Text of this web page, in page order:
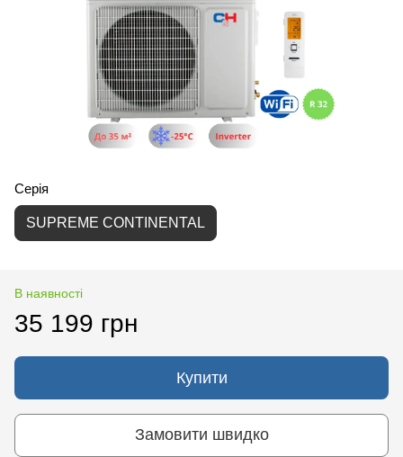
Серія
SUPREME CONTINENTAL
В наявності
35 199 грн
Купити
Замовити швидко